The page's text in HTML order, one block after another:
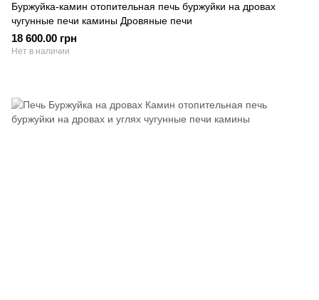
Буржуйка-камин отопительная печь буржуйки на дровах
чугунные печи камины Дровяные печи
18 600.00 грн
Нет в наличии